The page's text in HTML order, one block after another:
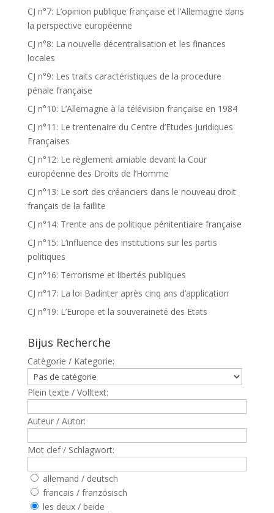
CJ n°7: L’opinion publique française et l’Allemagne dans
la perspective européenne
CJ n°8: La nouvelle décentralisation et les finances
locales
CJ n°9: Les traits caractéristiques de la procedure
pénale française
CJ n°10: L’Allemagne à la télévision française en 1984
CJ n°11: Le trentenaire du Centre d’Etudes Juridiques
Françaises
CJ n°12: Le règlement amiable devant la Cour
européenne des Droits de l’Homme
CJ n°13: Le sort des créanciers dans le nouveau droit
français de la faillite
CJ n°14: Trente ans de politique pénitentiaire française
CJ n°15: L’influence des institutions sur les partis
politiques
CJ n°16: Terrorisme et libertés publiques
CJ n°17: La loi Badinter après cinq ans d’application
CJ n°19: L’Europe et la souveraineté des Etats
Bijus Recherche
Catègorie / Kategorie:
Plein texte / Volltext:
Auteur / Autor:
Mot clef / Schlagwort:
allemand / deutsch
francais / französisch
les deux / beide